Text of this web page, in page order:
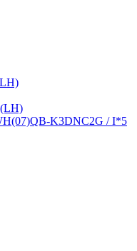
K3DNC2G / I*5